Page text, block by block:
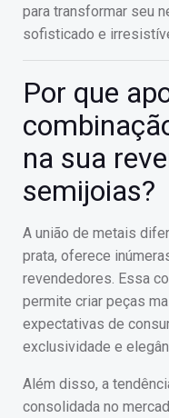
para transformar seu
sofisticado e
Por que
na sua
semijoias?
A união de metais
prata, oferece
revendedores. Essa
permite criar peças
expectativas de
exclusividade e
Além disso, a
consolidada no